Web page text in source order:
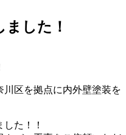
した！
区を拠点に内外壁塗装を
た！！